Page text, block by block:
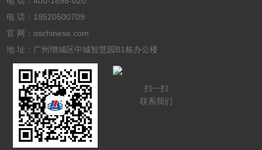
电 话： 18520500709
官 网：oschinese.com
地 址：广州增城区中城智慧园B1栋办公楼
扫一扫
联系我们